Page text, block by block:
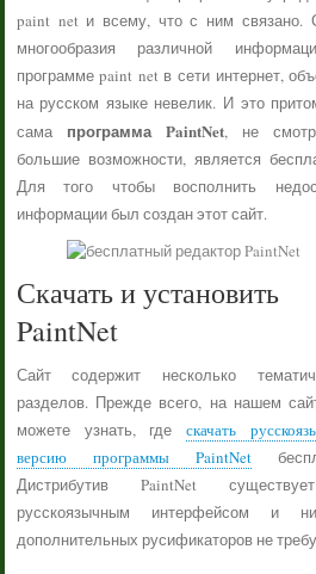
paint net и всему, что с ним связано.
многообразия различной
программе paint net в сети интернет,
на русском языке невелик. И это
сама программа PaintNet, не
большие возможности, является
Для того чтобы восполнить
информации был создан этот сайт.
Скачать и установить
PaintNet
Сайт содержит несколько
разделов. Прежде всего, на нашем
можете узнать, где скачать
версию программы PaintNet
Дистрибутив PaintNet
русскоязычным интерфейсом и
дополнительных русификаторов не